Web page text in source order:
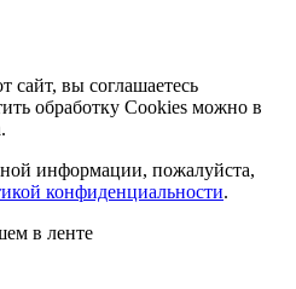
сайт, вы соглашаетесь
обработку Cookies можно в
информации, пожалуйста,
конфиденциальности.
в ленте